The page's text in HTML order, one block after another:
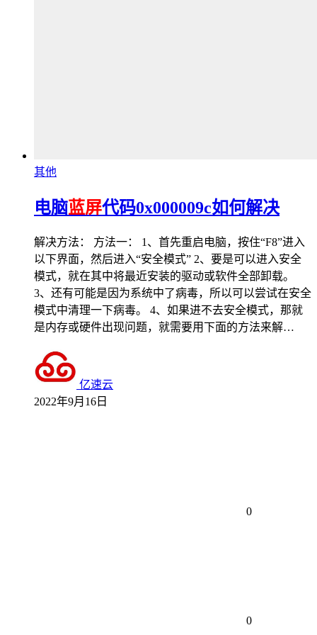
其他
电脑蓝屏代码0x000009c如何解决
解决方法： 方法一： 1、首先重启电脑，按住“F8”进入
以下界面，然后进入“安全模式” 2、要是可以进入安全
模式，就在其中将最近安装的驱动或软件全部卸载。
3、还有可能是因为系统中了病毒，所以可以尝试在安全
模式中清理一下病毒。 4、如果进不去安全模式，那就
是内存或硬件出现问题，就需要用下面的方法来解…
亿速云
2022年9月16日
0
0